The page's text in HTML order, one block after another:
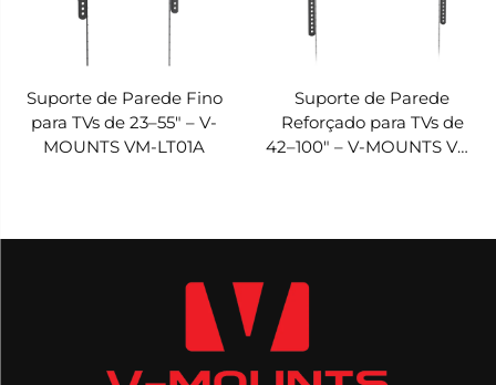
Suporte de Parede Fino
para TVs de 23–55" – V-
MOUNTS VM-LT01A
Suporte de Parede
Reforçado para TVs de
42–100" – V-MOUNTS VM-